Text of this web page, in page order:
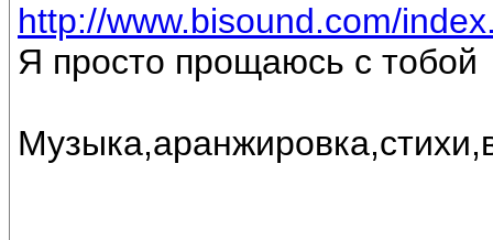
http://www.bisound.com/
Я просто прощаюсь с тобой